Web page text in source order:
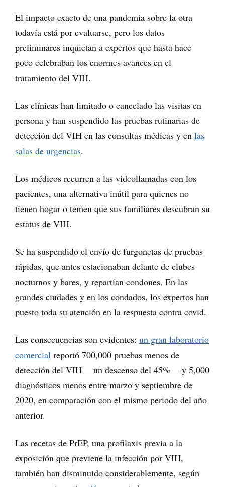
El impacto exacto de una pandemia sobre la otra
todavía está por evaluarse, pero los datos
preliminares inquietan a expertos que hasta hace
poco celebraban los enormes avances en el
tratamiento del VIH.
Las clínicas han limitado o cancelado las visitas en
persona y han suspendido las pruebas rutinarias de
detección del VIH en las consultas médicas y en las
salas de urgencias.
Los médicos recurren a las videollamadas con los
pacientes, una alternativa inútil para quienes no
tienen hogar o temen que sus familiares descubran su
estatus de VIH.
Se ha suspendido el envío de furgonetas de pruebas
rápidas, que antes estacionaban delante de clubes
nocturnos y bares, y repartían condones. En las
grandes ciudades y en los condados, los expertos han
puesto toda su atención en la respuesta contra covid.
Las consecuencias son evidentes: un gran laboratorio
comercial reportó 700,000 pruebas menos de
detección del VIH —un descenso del 45%— y 5,000
diagnósticos menos entre marzo y septiembre de
2020, en comparación con el mismo periodo del año
anterior.
Las recetas de PrEP, una profilaxis previa a la
exposición que previene la infección por VIH,
también han disminuido considerablemente, según